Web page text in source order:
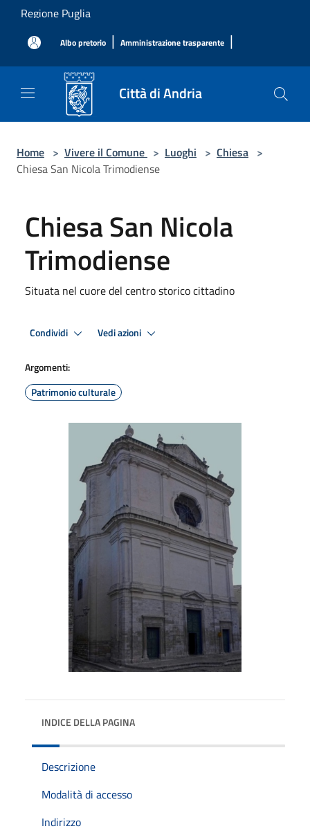
Salta al contenuto principale
Regione Puglia
Albo pretorio | Amministrazione trasparente |
Città di Andria
Home > Vivere il Comune > Luoghi > Chiesa >
Chiesa San Nicola Trimodiense
Chiesa San Nicola
Trimodiense
Situata nel cuore del centro storico cittadino
Condividi Vedi azioni
Argomenti:
Patrimonio culturale
INDICE DELLA PAGINA
Descrizione
Modalità di accesso
Indirizzo